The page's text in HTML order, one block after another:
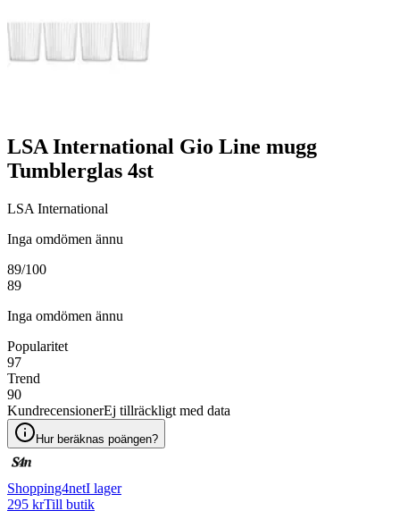
LSA International Gio Line mugg
Tumblerglas 4st
LSA International
Inga omdömen ännu
89/100
89
Inga omdömen ännu
Popularitet
97
Trend
90
KundrecensionerEj tillräckligt med data
Hur beräknas poängen?
Shopping4netI lager
295 krTill butik